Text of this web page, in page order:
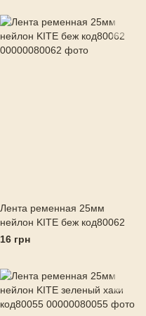
Лента ременная 25мм
нейлон KITE беж код80062
16 грн